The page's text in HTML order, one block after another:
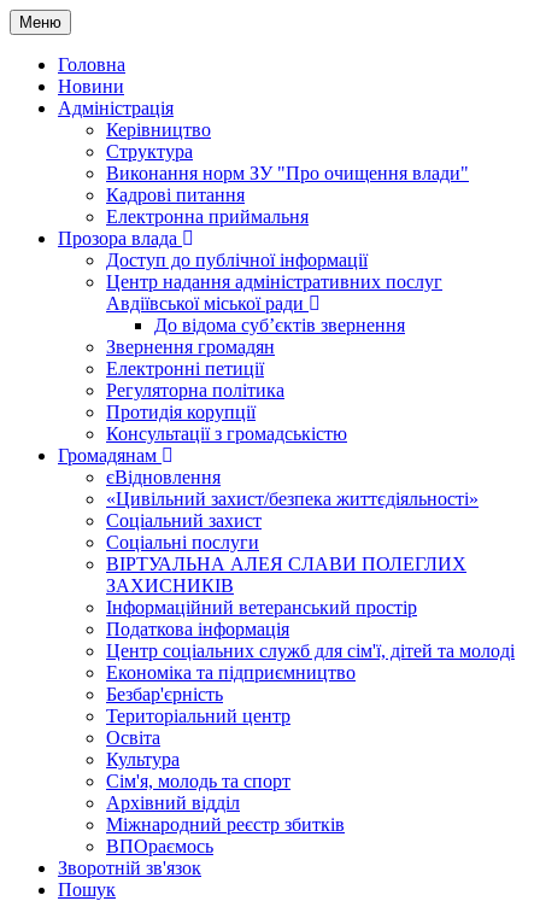
Меню
Головна
Новини
Адміністрація
Керівництво
Структура
Виконання норм ЗУ "Про очищення влади"
Кадрові питання
Електронна приймальня
Прозора влада
Доступ до публічної інформації
Центр надання адміністративних послуг
Авдіївської міської ради
До відома суб’єктів звернення
Звернення громадян
Електронні петиції
Регуляторна політика
Протидія корупції
Консультації з громадськістю
Громадянам
єВідновлення
«Цивільний захист/безпека життєдіяльності»
Соціальний захист
Соціальні послуги
ВІРТУАЛЬНА АЛЕЯ СЛАВИ ПОЛЕГЛИХ
ЗАХИСНИКІВ
Інформаційний ветеранський простір
Податкова інформація
Центр соціальних служб для сім'ї, дітей та молоді
Економіка та підприємництво
Безбар'єрність
Територіальний центр
Освіта
Культура
Сім'я, молодь та спорт
Архівний відділ
Міжнародний реєстр збитків
ВПОраємось
Зворотній зв'язок
Пошук